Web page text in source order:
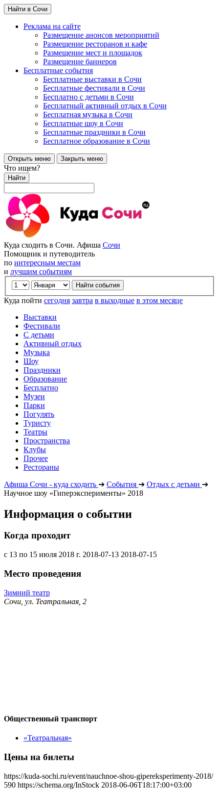
Найти в Сочи
Реклама на сайте
Размещение анонсов мероприятий
Размещение ресторанов и кафе
Размещение мест и площадок
Размещение баннеров
Бесплатные события
Бесплатные выставки в Сочи
Бесплатные фестивали в Сочи
Бесплатно с детьми в Сочи
Бесплатный активный отдых в Сочи
Бесплатная музыка в Сочи
Бесплатные шоу в Сочи
Бесплатные праздники в Сочи
Бесплатное образование в Сочи
Открыть меню Закрыть меню
Что ищем?
Найти
Куда сходить в Сочи. Афиша Сочи
Помощник и путеводитель
по интересным местам
и лучшим событиям
Куда пойти сегодня завтра в выходные в этом месяце
Выставки
Фестивали
С детьми
Активный отдых
Музыка
Шоу
Праздники
Образование
Бесплатно
Музеи
Парки
Погулять
Туристу
Театры
Пространства
Клубы
Прочее
Рестораны
Афиша Сочи - куда сходить ➔ События ➔ Отдых с детьми ➔
Научное шоу «Гиперэксперименты» 2018
Информация о событии
Когда проходит
с 13 по 15 июля 2018 г. 2018-07-13 2018-07-15
Место проведения
Зимний театр
Сочи, ул. Театральная, 2
Общественный транспорт
«Театральная»
Цены на билеты
https://kuda-sochi.ru/event/nauchnoe-shou-gipereksperimenty-2018/
590 https://schema.org/InStock 2018-06-06T18:17:00+03:00